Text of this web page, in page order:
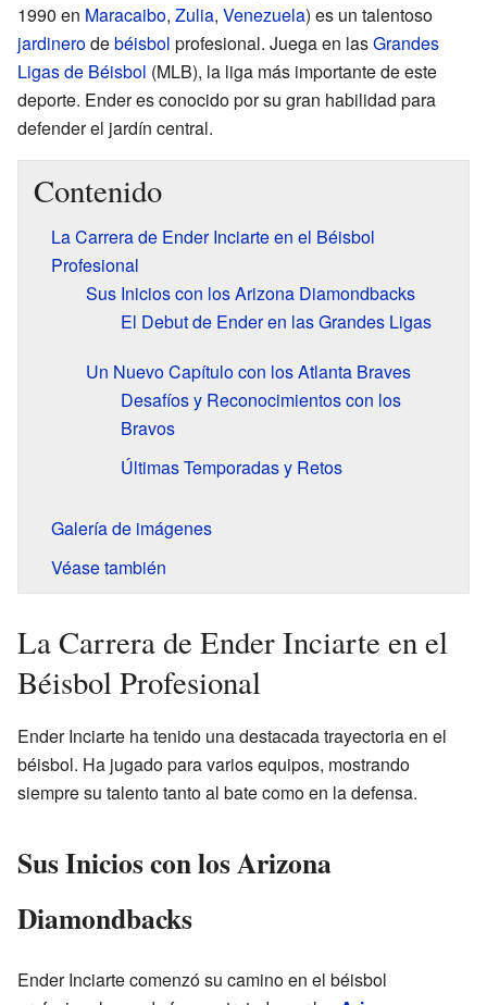
1990 en Maracaibo, Zulia, Venezuela) es un talentoso
jardinerodebéisbol profesional. Juega en lasGrandes
Ligas de Béisbol (MLB), la liga más importante de este
deporte. Ender es conocido por su gran habilidad para
defender el jardín central.
Contenido
La Carrera de Ender Inciarte en el Béisbol
Profesional
Sus Inicios con los Arizona Diamondbacks
El Debut de Ender en las Grandes Ligas
Un Nuevo Capítulo con los Atlanta Braves
Desafíos y Reconocimientos con los
Bravos
Últimas Temporadas y Retos
Galería de imágenes
Véase también
La Carrera de Ender Inciarte en el
Béisbol Profesional
Ender Inciarte ha tenido una destacada trayectoria en el
béisbol. Ha jugado para varios equipos, mostrando
siempre su talento tanto al bate como en la defensa.
Sus Inicios con los Arizona
Diamondbacks
Ender Inciarte comenzó su camino en el béisbol